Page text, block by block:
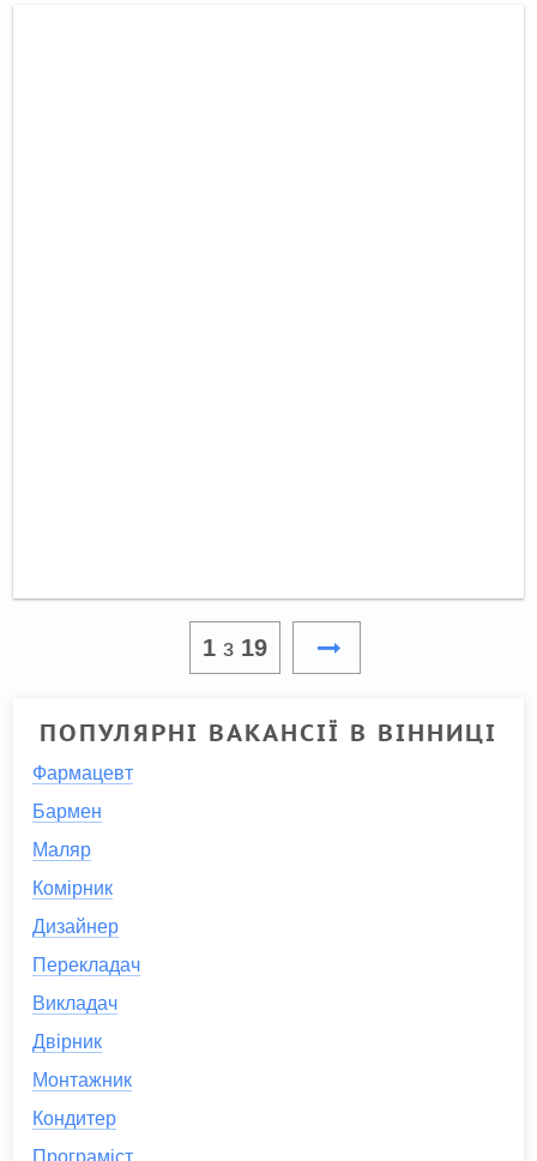
1з 19
ПОПУЛЯРНІ ВАКАНСІЇ В ВІННИЦІ
Фармацевт
Бармен
Маляр
Комірник
Дизайнер
Перекладач
Викладач
Двірник
Монтажник
Кондитер
Програміст